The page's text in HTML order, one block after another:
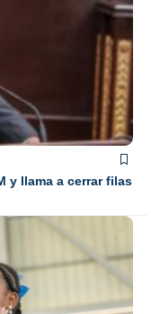
y llama a cerrar filas